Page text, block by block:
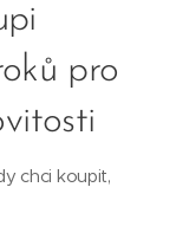
pro
chci koupit,